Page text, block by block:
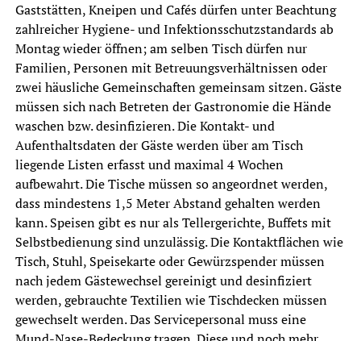
Gaststätten, Kneipen und Cafés dürfen unter Beachtung
zahlreicher Hygiene- und Infektionsschutzstandards ab
Montag wieder öffnen; am selben Tisch dürfen nur
Familien, Personen mit Betreuungsverhältnissen oder
zwei häusliche Gemeinschaften gemeinsam sitzen. Gäste
müssen sich nach Betreten der Gastronomie die Hände
waschen bzw. desinfizieren. Die Kontakt- und
Aufenthaltsdaten der Gäste werden über am Tisch
liegende Listen erfasst und maximal 4 Wochen
aufbewahrt. Die Tische müssen so angeordnet werden,
dass mindestens 1,5 Meter Abstand gehalten werden
kann. Speisen gibt es nur als Tellergerichte, Buffets mit
Selbstbedienung sind unzulässig. Die Kontaktflächen wie
Tisch, Stuhl, Speisekarte oder Gewürzspender müssen
nach jedem Gästewechsel gereinigt und desinfiziert
werden, gebrauchte Textilien wie Tischdecken müssen
gewechselt werden. Das Servicepersonal muss eine